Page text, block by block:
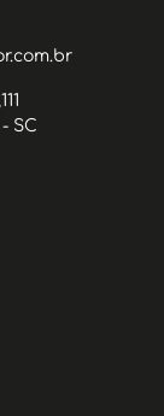
SC